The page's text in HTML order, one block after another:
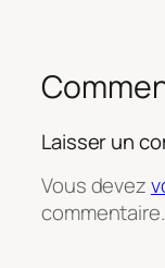
Laisser un
Vous devez
commentaire.